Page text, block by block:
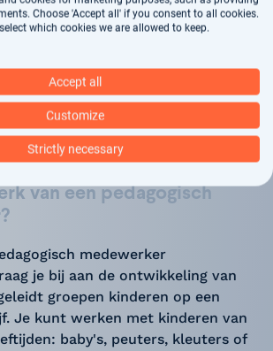
vragen over onze
medewerker
van een pedagogisch
medewerker
je bij aan de ontwikkeling van
groepen kinderen op een
Je kunt werken met kinderen van
baby's, peuters, kleuters of
Choose 'Accept all' if you consent to all cookies.
which cookies we are allowed to keep.
Accept all
Customize
Strictly necessary